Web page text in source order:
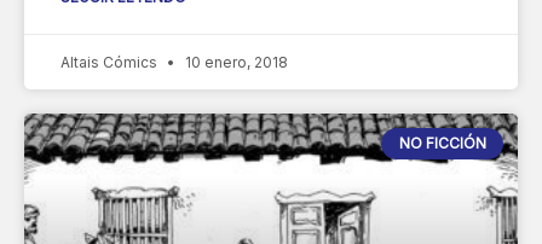
Altais Cómics 10 enero, 2018
NO FICCIÓN